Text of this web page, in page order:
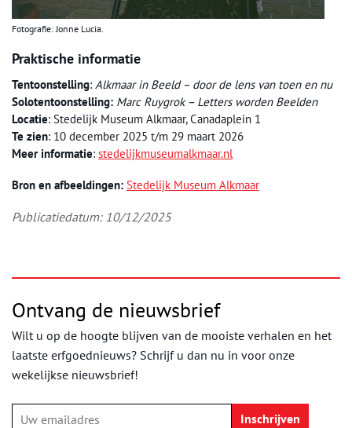
Fotografie: Jonne Lucia.
Praktische informatie
Tentoonstelling: Alkmaar in Beeld– door de lens van toen en nu
Solotentoonstelling: Marc Ruygrok– Letters worden Beelden
Locatie: Stedelijk Museum Alkmaar, Canadaplein 1
Te zien: 10 december 2025 t/m 29 maart 2026
Meer informatie: stedelijkmuseumalkmaar.nl
Bron en afbeeldingen: Stedelijk Museum Alkmaar
Publicatiedatum: 10/12/2025
Ontvang de nieuwsbrief
Wilt u op de hoogte blijven van de mooiste verhalen en het
laatste erfgoednieuws? Schrijf u dan nu in voor onze
wekelijkse nieuwsbrief!